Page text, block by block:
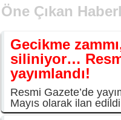
Öne Çıkan
Gecikme
siliniyor…
yayımlandı!
Resmi Gazete’de
Mayıs olarak ilan